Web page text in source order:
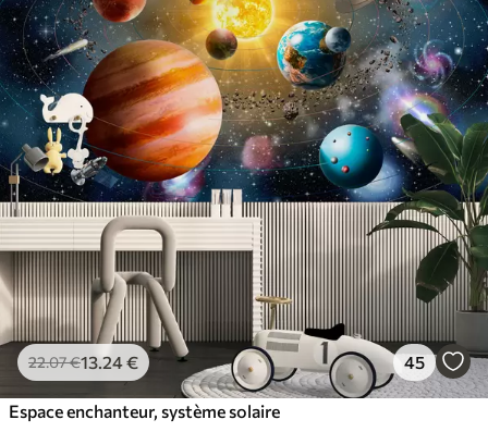
22.07€13.24€ 45
Espace enchanteur, système solaire